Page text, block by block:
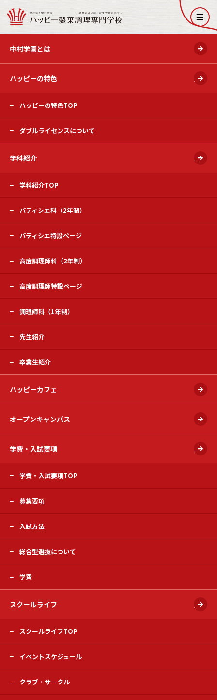
開く
中村学園とは
ハッピーの特色 開く
ハッピーの特色TOP
ダブルライセンスについて
学科紹介 開く
学科紹介TOP
パティシエ科（2年制）
パティシエ特設ページ
高度調理師科（2年制）
高度調理師特設ページ
調理師科（1年制）
先生紹介
卒業生紹介
ハッピーカフェ
オープンキャンパス
学費・入試要項 開く
学費・入試要項TOP
募集要項
入試方法
総合型選抜について
学費
スクールライフ 開く
スクールライフTOP
イベントスケジュール
クラブ・サークル